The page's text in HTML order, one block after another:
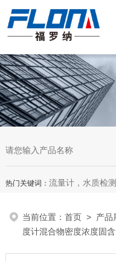
热门关键词： 流量计，水质检测仪器的与设备监控
当前位置：首页 > 产品
度计混合物密度浓度固